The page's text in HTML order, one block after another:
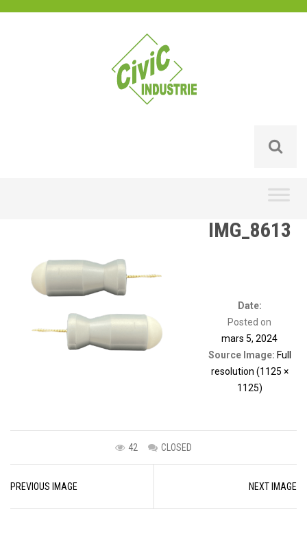
IMG_8613
Date:
Posted on
mars 5, 2024
Source Image: Full
resolution (1125 ×
1125)
42 CLOSED
navigation
PREVIOUS IMAGE NEXT IMAGE